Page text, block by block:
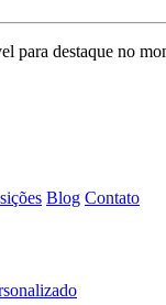
para destaque no
Blog Contato